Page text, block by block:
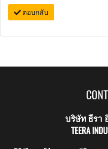
ตอบกลับ
บริษัท ธีรา
TEERA